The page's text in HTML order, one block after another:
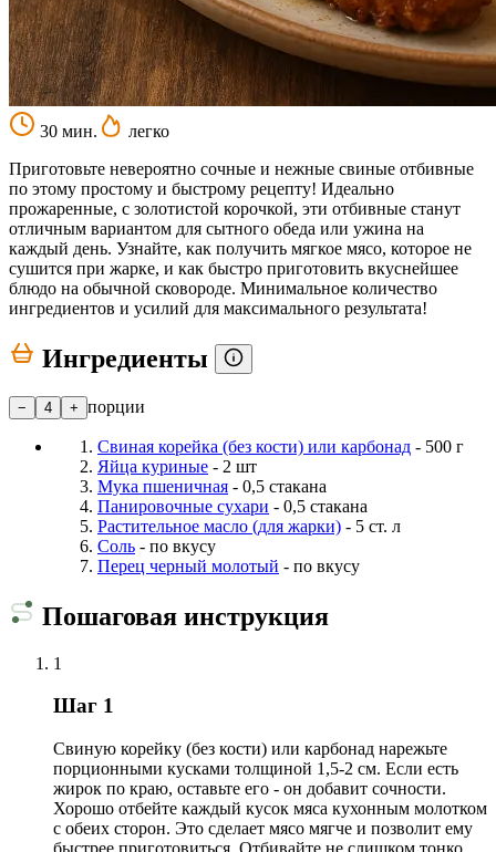
30 мин.
легко
Приготовьте невероятно сочные и нежные свиные отбивные
по этому простому и быстрому рецепту! Идеально
прожаренные, с золотистой корочкой, эти отбивные станут
отличным вариантом для сытного обеда или ужина на
каждый день. Узнайте, как получить мягкое мясо, которое не
сушится при жарке, и как быстро приготовить вкуснейшее
блюдо на обычной сковороде. Минимальное количество
ингредиентов и усилий для максимального результата!
Ингредиенты
− 4 + порции
Свиная корейка (без кости) или карбонад - 500 г
Яйца куриные - 2 шт
Мука пшеничная - 0,5 стакана
Панировочные сухари - 0,5 стакана
Растительное масло (для жарки) - 5 ст. л
Соль - по вкусу
Перец черный молотый - по вкусу
Пошаговая инструкция
1
Шаг 1
Свиную корейку (без кости) или карбонад нарежьте
порционными кусками толщиной 1,5-2 см. Если есть
жирок по краю, оставьте его - он добавит сочности.
Хорошо отбейте каждый кусок мяса кухонным молотком
с обеих сторон. Это сделает мясо мягче и позволит ему
быстрее приготовиться. Отбивайте не слишком тонко,